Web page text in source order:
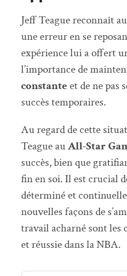
Jeff Teague reconnaît
une erreur en se
expérience lui a offert
l’importance de
constante et de ne pas
succès temporaires.
Au regard de cette
Teague auAll-Star
succès, bien que
fin en soi. Il est crucial
déterminé et
nouvelles façons de
travail acharné sont les
et réussie dans la NBA.